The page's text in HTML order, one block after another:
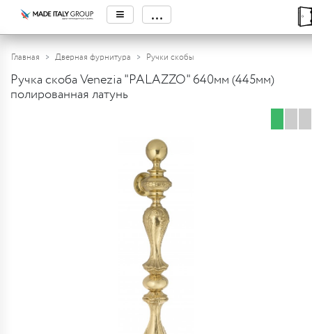
≡ ...
Главная Дверная фурнитура Ручки скобы
Ручка скоба Venezia "PALAZZO" 640мм (445мм)
полированная латунь